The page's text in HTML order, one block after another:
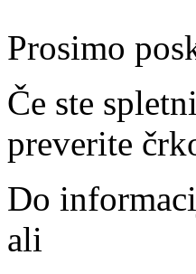
Prosimo
Če ste
preverite
Do
ali